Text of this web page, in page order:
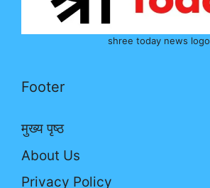
shree today news logo
Footer
मुख्य पृष्ठ
About Us
Privacy Policy